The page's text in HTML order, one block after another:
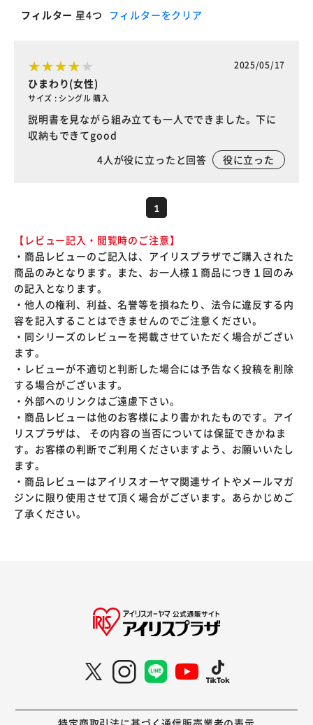
フィルター 星4つ フィルターをクリア
2025/05/17
ひまわり(女性)
サイズ : シングル 購入
説明書を見ながら組み立ても一人でできました。下に
収納もできてgood
4人が役に立ったと回答 役に立った
1
【レビュー記入・閲覧時のご注意】
・商品レビューのご記入は、アイリスプラザでご購入された
商品のみとなります。また、お一人様１商品につき１回のみ
の記入となります。
・他人の権利、利益、名誉等を損ねたり、法令に違反する内
容を記入することはできませんのでご注意ください。
・同シリーズのレビューを掲載させていただく場合がござい
ます。
・レビューが不適切と判断した場合には予告なく投稿を削除
する場合がございます。
・外部へのリンクはご遠慮下さい。
・商品レビューは他のお客様により書かれたものです。アイ
リスプラザは、 その内容の当否については保証できかねま
す。お客様の判断でご利用くださいますよう、お願いいたし
ます。
・商品レビューはアイリスオーヤマ関連サイトやメールマガ
ジンに限り使用させて頂く場合がございます。あらかじめご
了承ください。